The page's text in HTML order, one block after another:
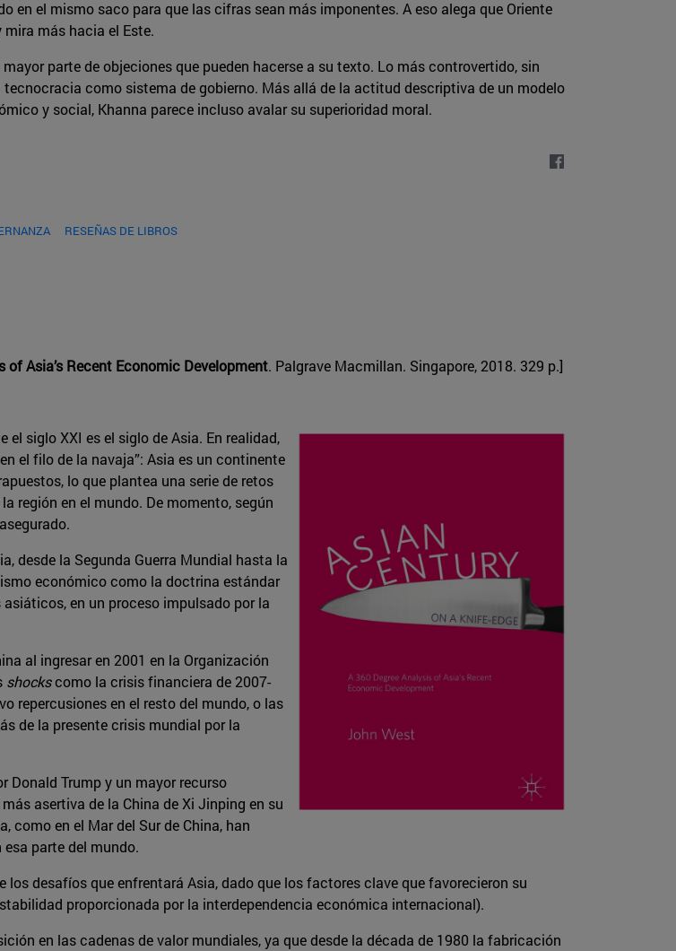
en el mismo saco para que las cifras sean más imponentes. A eso alega que Oriente
mira más hacia el Este.
parte de objeciones que pueden hacerse a su texto. Lo más controvertido, sin
como sistema de gobierno. Más allá de la actitud descriptiva de un modelo
y social, Khanna parece incluso avalar su superioridad moral.
RESEÑAS DE LIBROS
of Asia’s Recent Economic Development. Palgrave Macmillan. Singapore, 2018. 329 p.]
siglo XXI es el siglo de Asia. En realidad,
el filo de la navaja”: Asia es un continente
lo que plantea una serie de retos
región en el mundo. De momento, según
desde la Segunda Guerra Mundial hasta la
económico como la doctrina estándar
en un proceso impulsado por la
al ingresar en 2001 en la Organización
shockscomo la crisis financiera de 2007-
repercusiones en el resto del mundo, o las
de la presente crisis mundial por la
Donald Trump y un mayor recurso
asertiva de la China de Xi Jinping en su
como en el Mar del Sur de China, han
parte del mundo.
desafíos que enfrentará Asia, dado que los factores clave que favorecieron su
proporcionada por la interdependencia económica internacional).
en las cadenas de valor mundiales, ya que desde la década de 1980 la fabricación